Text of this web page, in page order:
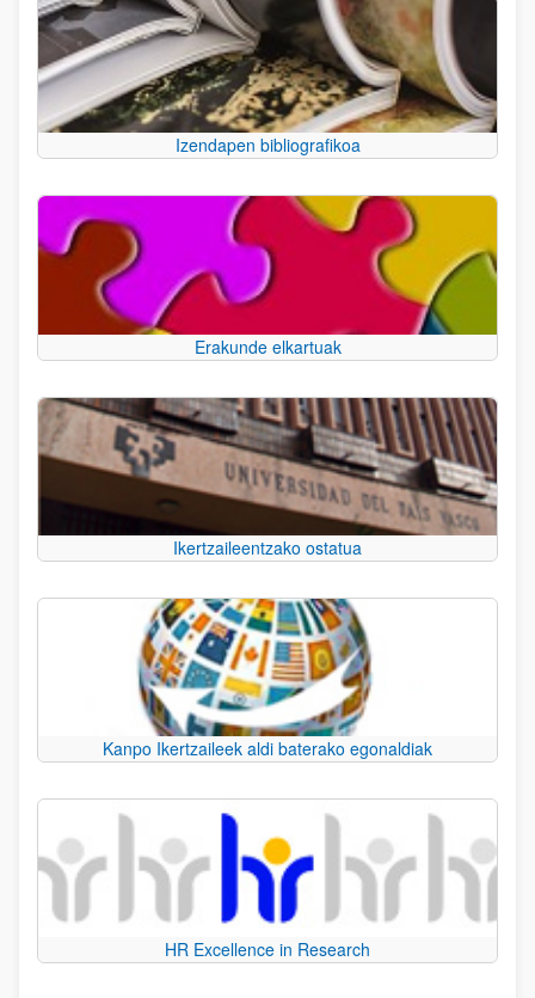
Izendapen bibliografikoa
Erakunde elkartuak
Ikertzaileentzako ostatua
Kanpo Ikertzaileek aldi baterako egonaldiak
HR Excellence in Research